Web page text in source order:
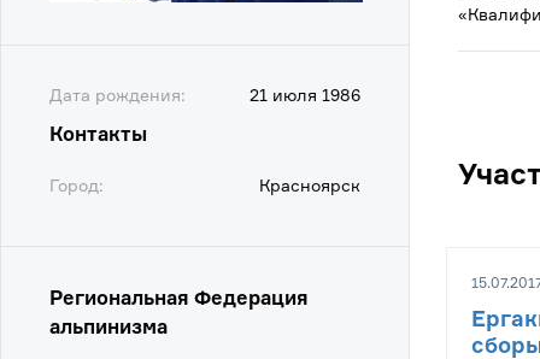
Дата рождения: 21 июля 1986
Контакты
Город: Красноярск
Региональная Федерация
альпинизма